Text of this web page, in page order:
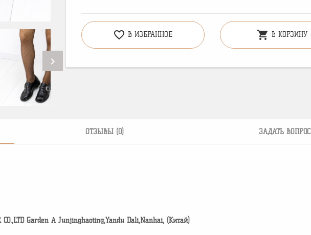
chevron_right
favorite_border В ИЗБРАННОЕ shopping_cart В КОРЗИНУ
ОТЗЫВЫ (0) ЗАДАТЬ ВОПРОС
CO.,LTD Garden A Junjinghaoting,Yandu Dali,Nanhai, (Китай)